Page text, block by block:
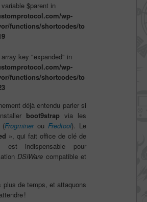
$parent in
wp-
functions/shortcodes/to
key "expanded" in
wp-
functions/shortcodes/to
déjà entendu parler si
boot9strapvia les
(Frogminerou Fredtool). Le
», qui fait office de clé de
est indispensable pour
DSiWare compatible et
plus de temps, et attaquons
!